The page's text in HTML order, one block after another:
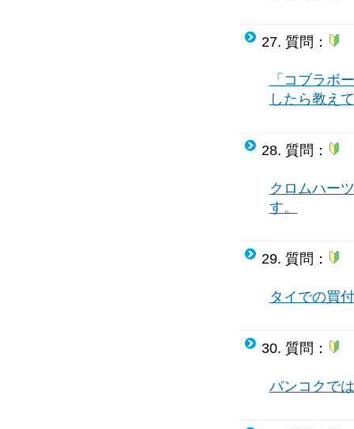
27. 質問：
「コブラボ
したら教え
28. 質問：
クロムハー
す。
29. 質問：
タイでの買
30. 質問：
バンコクで